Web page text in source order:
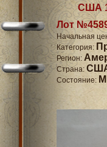
США
Лот
Начальная
Категория:
Регион:
Страна:
Состояние: